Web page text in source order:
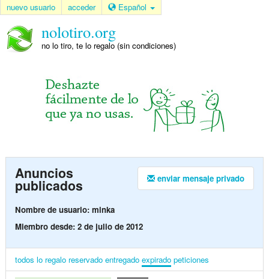
nuevo usuario acceder Español
nolotiro.org
no lo tiro, te lo regalo (sin condiciones)
enviar mensaje privado
Anuncios
publicados
Nombre de usuario: minka
Miembro desde: 2 de julio de 2012
todos lo regalo reservado entregado expirado peticiones